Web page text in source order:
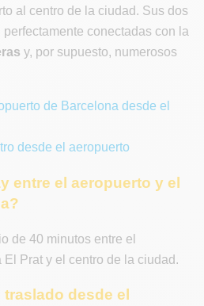
al centro de la ciudad. Sus dos
conectadas con la
y, por supuesto, numerosos
de Barcelona desde el
desde el aeropuerto
entre el aeropuerto y el
de 40 minutos entre el
Prat y el centro de la ciudad.
desde el